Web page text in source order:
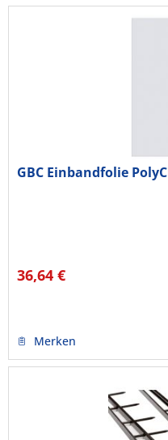
GBC Einbandfolie
36,64 €
Merken